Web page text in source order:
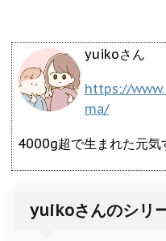
yuikoさん
https://
ma/
4000g超で生まれた元気
yuikoさんのシリ